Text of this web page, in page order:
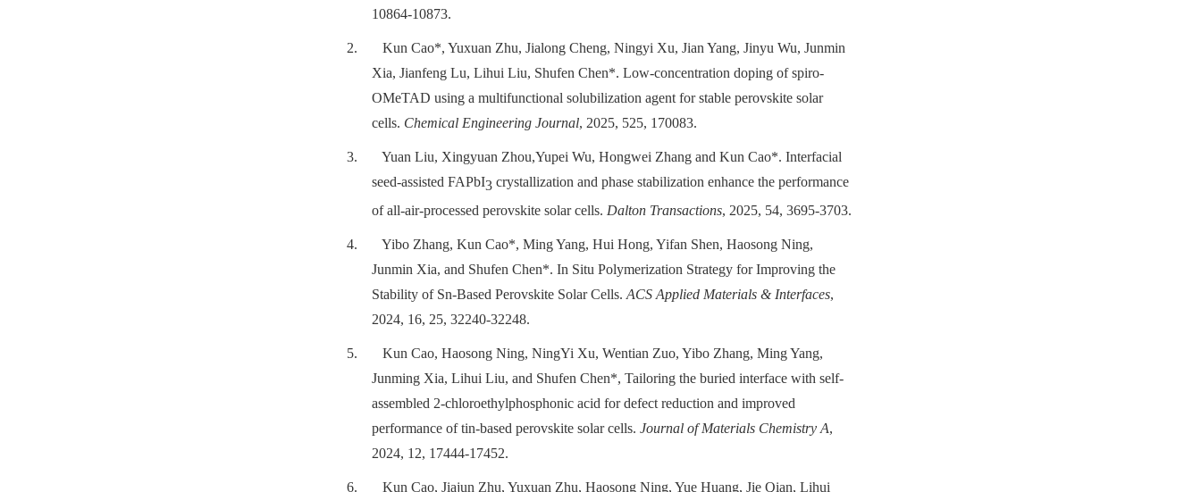
10864-10873.
2.
Kun Cao*, Yuxuan Zhu, Jialong Cheng, Ningyi Xu, Jian Yang, Jinyu Wu, Junmin
Xia, Jianfeng Lu, Lihui Liu, Shufen Chen*. Low-concentration doping of spiro-
OMeTAD using a multifunctional solubilization agent for stable perovskite solar
cells. Chemical Engineering Journal, 2025, 525, 170083.
3.
Yuan Liu, Xingyuan Zhou,Yupei Wu, Hongwei Zhang and Kun Cao*. Interfacial
seed-assisted FAPbI3 crystallization and phase stabilization enhance the performance
of all-air-processed perovskite solar cells. Dalton Transactions, 2025, 54, 3695-3703.
4.
Yibo Zhang, Kun Cao*, Ming Yang, Hui Hong, Yifan Shen, Haosong Ning,
Junmin Xia, and Shufen Chen*. In Situ Polymerization Strategy for Improving the
Stability of Sn-Based Perovskite Solar Cells. ACS Applied Materials & Interfaces,
2024, 16, 25, 32240-32248.
5.
Kun Cao, Haosong Ning, NingYi Xu, Wentian Zuo, Yibo Zhang, Ming Yang,
Junming Xia, Lihui Liu, and Shufen Chen*, Tailoring the buried interface with self-
assembled 2-chloroethylphosphonic acid for defect reduction and improved
performance of tin-based perovskite solar cells. Journal of Materials Chemistry A,
2024, 12, 17444-17452.
6.
Kun Cao, Jiajun Zhu, Yuxuan Zhu, Haosong Ning, Yue Huang, Jie Qian, Lihui